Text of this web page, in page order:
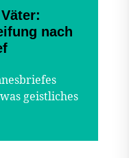
nach
geistliches